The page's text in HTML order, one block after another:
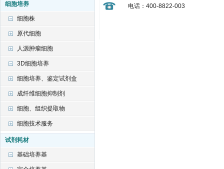
细胞培养
细胞株
原代细胞
人源肿瘤细胞
3D细胞培养
细胞培养、鉴定试剂盒
成纤维细胞抑制剂
细胞、组织提取物
细胞技术服务
试剂耗材
基础培养基